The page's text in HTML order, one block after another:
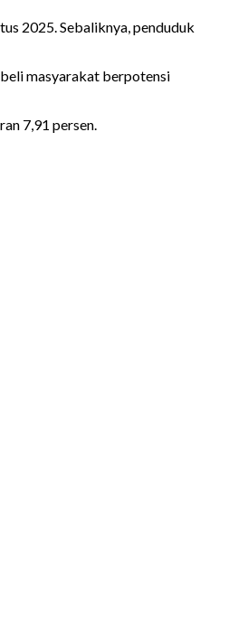
2025. Sebaliknya, penduduk
masyarakat berpotensi
7,91 persen.